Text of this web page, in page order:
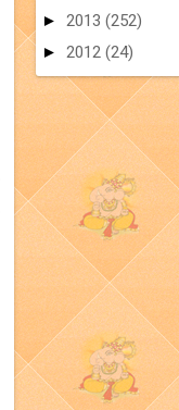
► 2013 (252)
► 2012 (24)